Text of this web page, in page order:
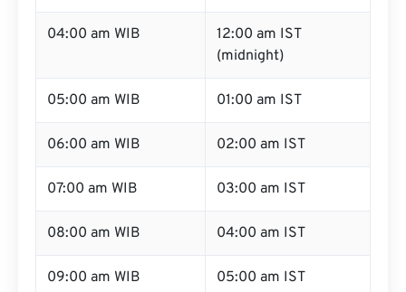
04:00 am WIB
12:00 am IST
(midnight)
05:00 am WIB 01:00 am IST
06:00 am WIB 02:00 am IST
07:00 am WIB 03:00 am IST
08:00 am WIB 04:00 am IST
09:00 am WIB 05:00 am IST